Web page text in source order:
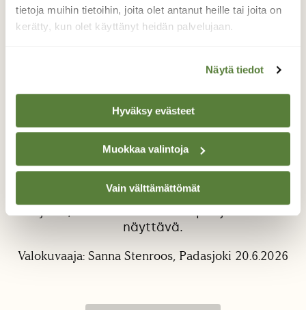
tietoja muihin tietoihin, joita olet antanut heille tai joita on
kerätty, kun olet käyttänyt heidän palvelujaan.
Näytä tiedot
Hyväksy evästeet
Muokkaa valintoja
Vain välttämättömät
Pyjamalude mökkitiellä
Päijät-Hämeessä hiekkatien laidalla kiipeili
heinikossa pieni yhdyskunta pyjamaluteita
juhannuksen vietossa. Kännykkä oli
suomentanut kuvan kohteen tarkentamisen
sijaan, mutta raidallinen kiipeilijä on silti
näyttävä.
Valokuvaaja: Sanna Stenroos, Padasjoki 20.6.2026